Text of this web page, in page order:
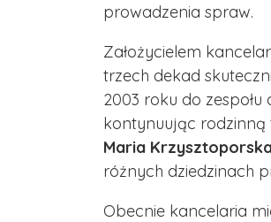
prowadzenia spraw.
Założycielem
trzech dekad
2003 roku do zespołu
kontynuując rodzinną
Maria
różnych dziedzinach
Obecnie kancelaria